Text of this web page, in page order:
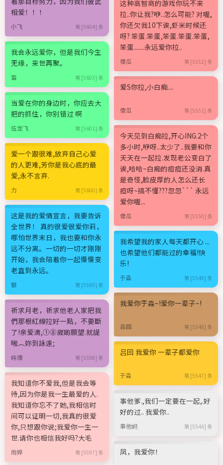
相爱！！！
小飞 第 [5604] 条
我会永远爱你，但是我们今生
无缘，来世再聚。
雷 第 [5603] 条
当爱在你的身边时，你应去大
把的抓住，你别错过 啊
伍龙飞 第 [5601] 条
爱一个跟很难,放弃自己心爱
的人更难,芳你是我心底的最
爱,永不言弃.
力 第 [5600] 条
这是我的爱情宣言，我要告诉
全世界！ 真的很爱很爱你莉，
哪怕世界末日，我也要和你永
远不分离。一切的一切才刚刚
开始，我会陪着你一起慢慢变
老直到永远。
银 第 [5599] 条
祈求月老，祈求他老人家把我
們那根紅線拉好一點，不要斷
了!亲爱滴,①⑧嵗啲願望.就諟
啝︵妳到詠遠;
純煙 第 [5598] 条
我知道你不爱我,但是我会等
待,因为你是我一生最爱的人.
我知道你忘不了她,我相信时
间可以证明一切,我真的很爱
你,只想跟你说;我爱你一生一
世.请你也相信我好吗?大毛
雨婷 第 [5597] 条
这种高智商的游戏你玩不来
拉..你让我?咿..怎么可能? 对喔,
你还欠我10下诶,虾米时候还
呀? 笨蛋.笨蛋,笨蛋.笨蛋.笨蛋,
笨蛋.......永远爱你拉..
傻瓜 第 [5552] 条
爱S你拉,小白痴....
傻瓜 第 [5551] 条
今天见到白痴拉,开心ING.2个
多小时,咿呀..太少了..我要和你
天天在一起拉.发现老公变白了
诶,哈哈~白痴的痘痘还没消.真
是奇怪,脸皮厚的人怎么还长
痘呀~搞不懂???忽忽``` 永远
爱你喔...
傻瓜 第 [5550] 条
我希望我的家人每天都开心 ...
也希望他们都能过的幸福!快
乐!
于淼 第 [5549] 条
我爱你于淼~!爱你一辈子~!
吕回 第 [5548] 条
吕回 我爱你 一辈子都爱你
于淼 第 [5547] 条
事他爹.,我们一定要在一起,.好
好的过.. 我爱你..
事他妈 第 [5546] 条
凤，我爱你！